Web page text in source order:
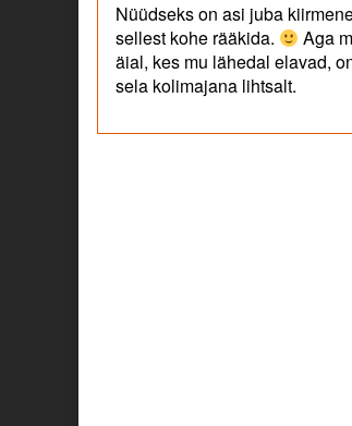
admin
published
on
Nüüdseks on asi juba
sellest kohe rääkida.
Aga
äial, kes mu lähedal elavad,
sela kolimajana lihtsalt.